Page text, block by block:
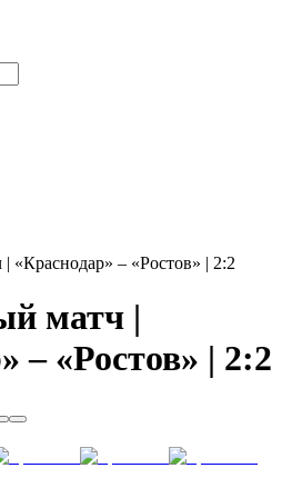
«Краснодар» – «Ростов» | 2:2
матч |
– «Ростов» | 2:2